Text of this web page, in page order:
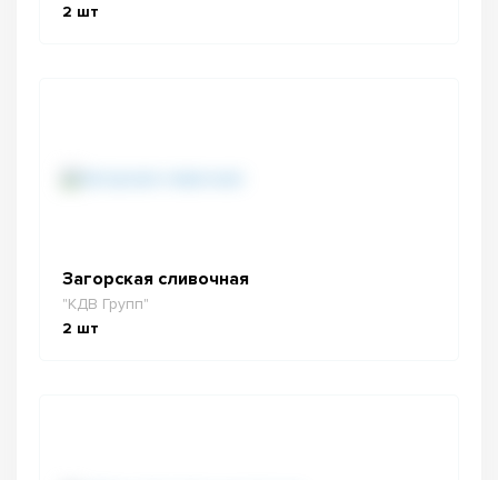
2 шт
Загорская сливочная
"КДВ Групп"
2 шт